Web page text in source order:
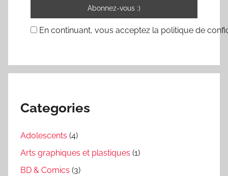
En continuant, vous acceptez la politique de
Categories
Adolescents (4)
Arts graphiques et plastiques (1)
BD & Comics (3)